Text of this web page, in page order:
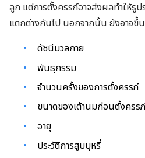
ลูก แต่การตั้งครรภ์อาจส่งผลทำให้รู
แตกต่างกันไป นอกจากนั้น ยังอาจขึ้
ดัชนีมวลกาย
พันธุกรรม
จำนวนครั้งของการตั้งครรภ์
ขนาดของเต้านมก่อนตั้งครรภ์
อายุ
ประวัติการสูบบุหรี่